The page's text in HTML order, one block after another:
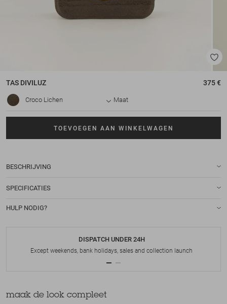
TAS DIVILUZ 375 €
Croco Lichen Maat
TOEVOEGEN AAN WINKELWAGEN
BESCHRIJVING
SPECIFICATIES
HULP NODIG?
DISPATCH UNDER 24H
Except weekends, bank holidays, sales and collection launch
maak de look compleet